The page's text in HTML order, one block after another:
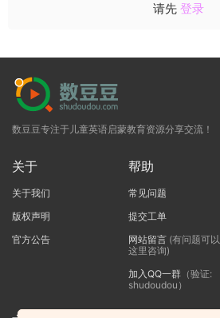
请先 登录
数豆豆专注于儿童英语启蒙教育资源分享交流！
关于
关于我们
版权声明
官方公告
帮助
常见问题
提交工单
网站留言(有问题可以
这里咨询)
加入QQ一群（验证:
shudoudou）